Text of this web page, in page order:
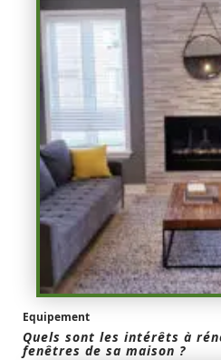
Equipement
Quels sont les intérêts à
fenêtres de sa maison ?